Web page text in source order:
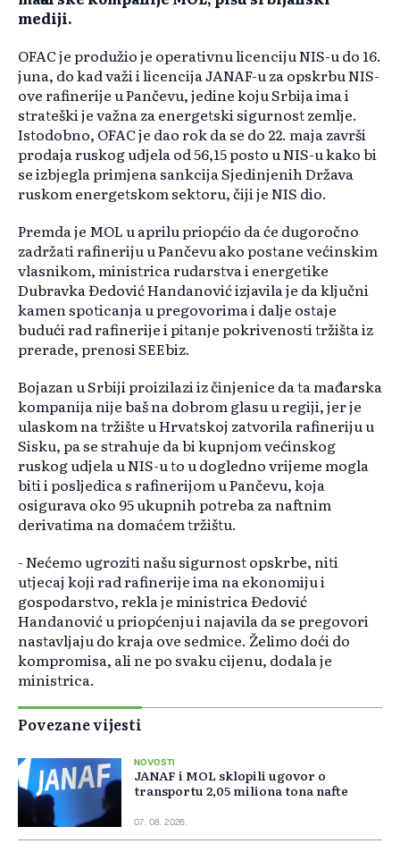
mediji.
OFAC je produžio je operativnu licenciju NIS-u do 16.
juna, do kad važi i licencija JANAF-u za opskrbu NIS-
ove rafinerije u Pančevu, jedine koju Srbija ima i
strateški je važna za energetski sigurnost zemlje.
Istodobno, OFAC je dao rok da se do 22. maja završi
prodaja ruskog udjela od 56,15 posto u NIS-u kako bi
se izbjegla primjena sankcija Sjedinjenih Država
ruskom energetskom sektoru, čiji je NIS dio.
Premda je MOL u aprilu priopćio da će dugoročno
zadržati rafineriju u Pančevu ako postane većinskim
vlasnikom, ministrica rudarstva i energetike
Dubravka Đedović Handanović izjavila je da ključni
kamen spoticanja u pregovorima i dalje ostaje
budući rad rafinerije i pitanje pokrivenosti tržišta iz
prerade, prenosi SEEbiz.
Bojazan u Srbiji proizilazi iz činjenice da ta mađarska
kompanija nije baš na dobrom glasu u regiji, jer je
ulaskom na tržište u Hrvatskoj zatvorila rafineriju u
Sisku, pa se strahuje da bi kupnjom većinskog
ruskog udjela u NIS-u to u dogledno vrijeme mogla
biti i posljedica s rafinerijom u Pančevu, koja
osigurava oko 95 ukupnih potreba za naftnim
derivatima na domaćem tržištu.
- Nećemo ugroziti našu sigurnost opskrbe, niti
utjecaj koji rad rafinerije ima na ekonomiju i
gospodarstvo, rekla je ministrica Đedović
Handanović u priopćenju i najavila da se pregovori
nastavljaju do kraja ove sedmice. Želimo doći do
kompromisa, ali ne po svaku cijenu, dodala je
ministrica.
Povezane vijesti
NOVOSTI
JANAF i MOL sklopili ugovor o
transportu 2,05 miliona tona nafte
07. 08. 2026.